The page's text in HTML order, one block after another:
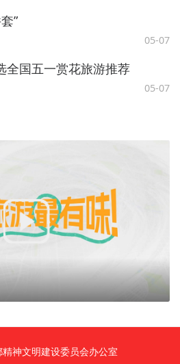
”
05-07
全国五一赏花旅游推荐
05-07
神文明建设委员会办公室